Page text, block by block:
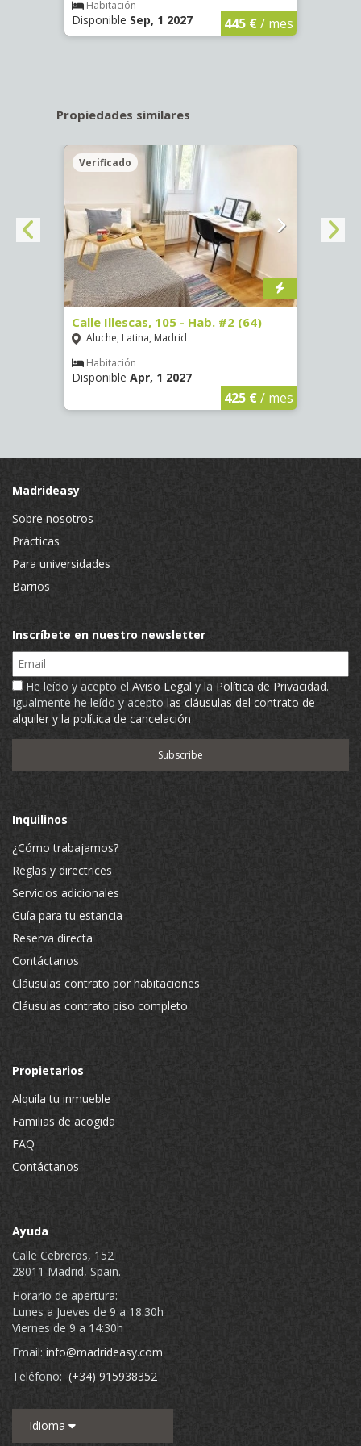
Habitación
Disponible Sep, 1 2027 445 €/ mes
Propiedades similares
Verificado
Calle Illescas, 105 - Hab. #2 (64)
Aluche, Latina, Madrid
Habitación
Disponible Apr, 1 2027
425 €/ mes
Madrideasy
Sobre nosotros
Prácticas
Para universidades
Barrios
Inscríbete en nuestro newsletter
Email
He leído y acepto el Aviso Legal y la Política de Privacidad.
Igualmente he leído y acepto las cláusulas del contrato de
alquiler y la política de cancelación
Inquilinos
¿Cómo trabajamos?
Reglas y directrices
Servicios adicionales
Guía para tu estancia
Reserva directa
Contáctanos
Cláusulas contrato por habitaciones
Cláusulas contrato piso completo
Propietarios
Alquila tu inmueble
Familias de acogida
FAQ
Contáctanos
Ayuda
Calle Cebreros, 152
28011 Madrid, Spain.
Horario de apertura:
Lunes a Jueves de 9 a 18:30h
Viernes de 9 a 14:30h
Email: info@madrideasy.com
Teléfono: (+34) 915938352
Idioma